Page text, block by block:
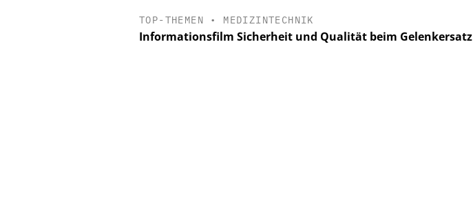
TOP-THEMEN • MEDIZINTECHNIK
Informationsfilm Sicherheit und Qualität beim Gelenkersatz